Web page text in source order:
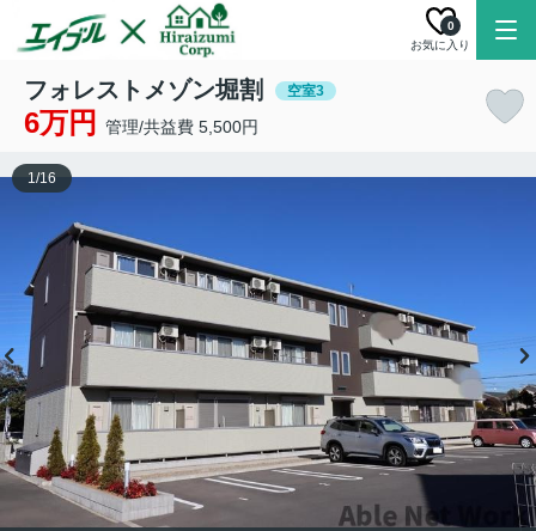
お気に入り
0
フォレストメゾン堀割 空室3
6万円 管理/共益費 5,500円
1/16